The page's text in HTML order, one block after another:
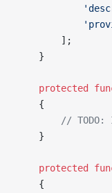
        ];
    }
    protected
    {
// TODO:
    }
    protected
    {